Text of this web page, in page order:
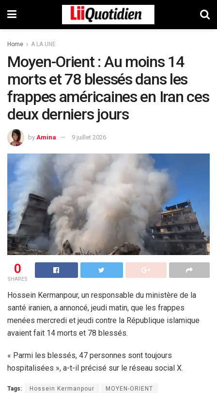
Home A LA UNE
Moyen-Orient : Au moins 14
morts et 78 blessés dans les
frappes américaines en Iran ces
deux derniers jours
by Amina 9 juillet 2026
0
SHARES
Hossein Kermanpour, un responsable du ministère de la
santé iranien, a annoncé, jeudi matin, que les frappes
menées mercredi et jeudi contre la République islamique
avaient fait 14 morts et 78 blessés.
« Parmi les blessés, 47 personnes sont toujours
hospitalisées », a-t-il précisé sur le réseau social X.
Tags: Hossein Kermanpour MOYEN-ORIENT